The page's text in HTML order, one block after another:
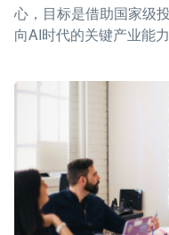
心，目标是借助国家级
向AI时代的关键产业能力